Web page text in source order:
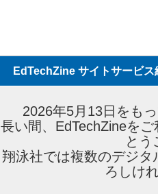
EdTechZine サイトサービス
2026年5月13日をも
長い間、EdTechZineを
とう
翔泳社では複数のデジ
ろしけ